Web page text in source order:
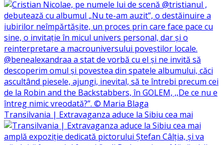
Transilvania | Extravaganza aduce la Sibiu cea mai